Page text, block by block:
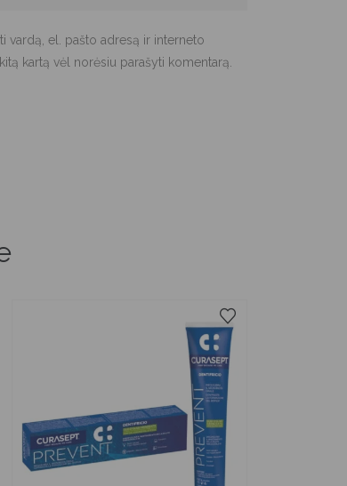
vardą, el. pašto adresą ir interneto
kartą vėl norėsiu parašyti komentarą.